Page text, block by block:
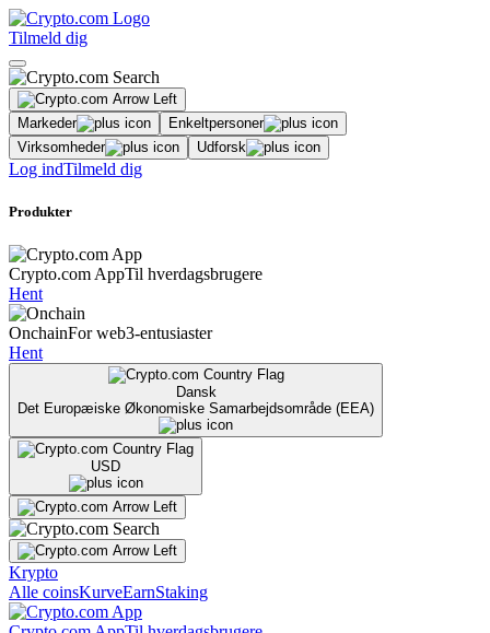
Tilmeld dig
Markeder
Enkeltpersoner
Virksomheder
Udforsk
Log indTilmeld dig
Produkter
Crypto.com AppTil hverdagsbrugere
Hent
OnchainFor web3-entusiaster
Hent
Dansk
Det Europæiske Økonomiske Samarbejdsområde (EEA)
USD
Krypto
Alle coinsKurveEarnStaking